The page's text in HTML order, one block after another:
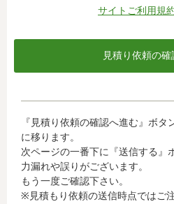
入力された個人情報は、お見積
d) 個人情報の第三者提供について
当社がお客様から収集した以下
行会社が行う不正利用検知・防
されているカード発行会社へ提
名、電話番号、email アドレス
に関する情報等)
お客様が利用されているカード
サイトご利用規
『見積り依頼の確認へ進む』ボ
に移ります。
次ページの一番下に『送信する』
力漏れや誤りがございます。
もう一度ご確認下さい。
※見積もり依頼の送信時点ではご